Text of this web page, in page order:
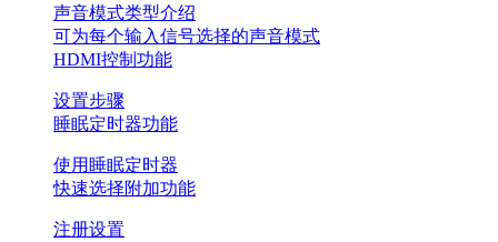
声音模式类型介绍
可为每个输入信号选择的声音模式
HDMI控制功能
设置步骤
睡眠定时器功能
使用睡眠定时器
快速选择附加功能
注册设置